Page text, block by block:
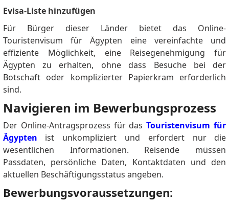
Evisa-Liste hinzufügen
Für Bürger dieser Länder bietet das Online-
Touristenvisum für Ägypten eine vereinfachte und
effiziente Möglichkeit, eine Reisegenehmigung für
Ägypten zu erhalten, ohne dass Besuche bei der
Botschaft oder komplizierter Papierkram erforderlich
sind.
Navigieren im Bewerbungsprozess
Der Online-Antragsprozess für dasTouristenvisum für
Ägypten ist unkompliziert und erfordert nur die
wesentlichen Informationen. Reisende müssen
Passdaten, persönliche Daten, Kontaktdaten und den
aktuellen Beschäftigungsstatus angeben.
Bewerbungsvoraussetzungen: